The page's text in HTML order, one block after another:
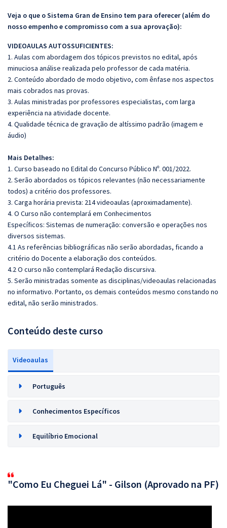
Veja o que o Sistema Gran de Ensino tem para oferecer (além do
nosso empenho e compromisso com a sua aprovação):
VIDEOAULAS AUTOSSUFICIENTES:
1. Aulas com abordagem dos tópicos previstos no edital, após
minuciosa análise realizada pelo professor de cada matéria.
2. Conteúdo abordado de modo objetivo, com ênfase nos aspectos
mais cobrados nas provas.
3. Aulas ministradas por professores especialistas, com larga
experiência na atividade docente.
4. Qualidade técnica de gravação de altíssimo padrão (imagem e
áudio)
Mais Detalhes:
1. Curso baseado no Edital do Concurso Público Nº. 001/2022.
2. Serão abordados os tópicos relevantes (não necessariamente
todos) a critério dos professores.
3. Carga horária prevista: 214 videoaulas (aproximadamente).
4. O Curso não contemplará em Conhecimentos
Específicos: Sistemas de numeração: conversão e operações nos
diversos sistemas.
4.1 As referências bibliográficas não serão abordadas, ficando a
critério do Docente a elaboração dos conteúdos.
4.2 O curso não contemplará Redação discursiva.
5. Serão ministradas somente as disciplinas/videoaulas relacionadas
no informativo. Portanto, os demais conteúdos mesmo constando no
edital, não serão ministrados.
Conteúdo deste curso
Videoaulas
Português
Conhecimentos Específicos
Equilíbrio Emocional
"Como Eu Cheguei Lá" - Gilson (Aprovado na PF)